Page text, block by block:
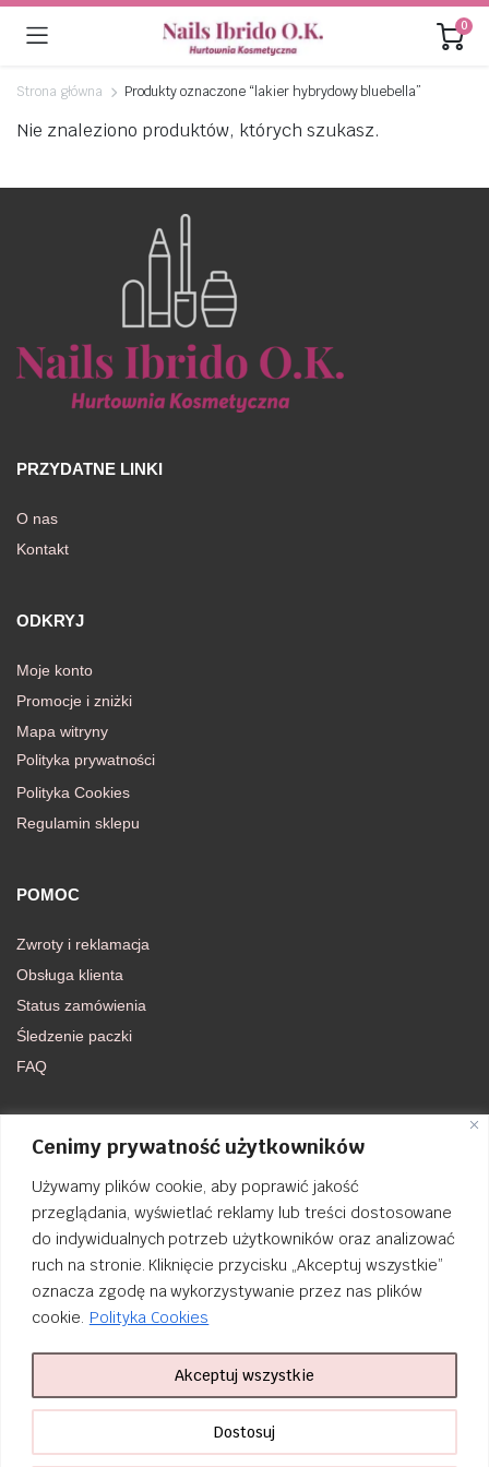
Cenimy prywatność użytkowników
Używamy plików cookie, aby poprawić jakość
przeglądania, wyświetlać reklamy lub treści dostosowane
do indywidualnych potrzeb użytkowników oraz analizować
ruch na stronie. Kliknięcie przycisku „Akceptuj wszystkie”
oznacza zgodę na wykorzystywanie przez nas plików
cookie. Polityka Cookies
Dostosuj
Akceptuj wszystkie
0
Strona główna Produkty oznaczone “lakier hybrydowy bluebella”
Nie znaleziono produktów, których szukasz.
PRZYDATNE LINKI
O nas
Kontakt
ODKRYJ
Moje konto
Promocje i zniżki
Mapa witryny
Polityka prywatności
Polityka Cookies
Regulamin sklepu
POMOC
Zwroty i reklamacja
Obsługa klienta
Status zamówienia
Śledzenie paczki
FAQ
DOŁĄCZ DO NAS
FACEBOOK
INSTAGRAM
nailsibrido.pl Copyright © 2024BSK Media– Part ofBSK Group. All